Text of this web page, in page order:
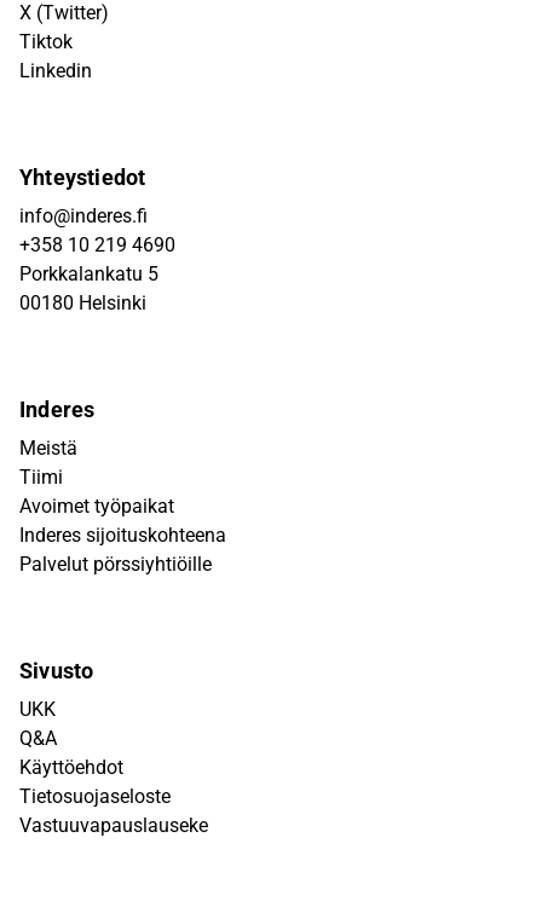
X (Twitter)
Tiktok
Linkedin
Yhteystiedot
info@inderes.fi
+358 10 219 4690
Porkkalankatu 5
00180 Helsinki
Inderes
Meistä
Tiimi
Avoimet työpaikat
Inderes sijoituskohteena
Palvelut pörssiyhtiöille
Sivusto
UKK
Q&A
Käyttöehdot
Tietosuojaseloste
Vastuuvapauslauseke